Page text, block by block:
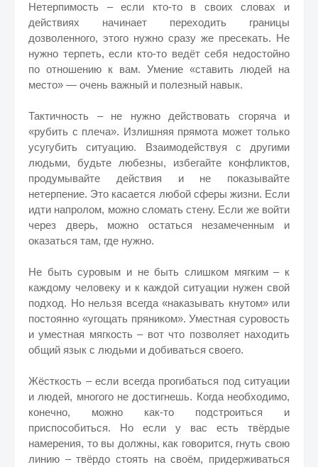
Нетерпимость – если кто-то в своих словах и
действиях начинает переходить границы
дозволенного, этого нужно сразу же пресекать. Не
нужно терпеть, если кто-то ведёт себя недостойно
по отношению к вам. Умение «ставить людей на
место» — очень важный и полезный навык.
Тактичность – не нужно действовать сгоряча и
«рубить с плеча». Излишняя прямота может только
усугубить ситуацию. Взаимодействуя с другими
людьми, будьте любезны, избегайте конфликтов,
продумывайте действия и не показывайте
нетерпение. Это касается любой сферы жизни. Если
идти напролом, можно сломать стену. Если же войти
через дверь, можно остаться незамеченным и
оказаться там, где нужно.
Не быть суровым и не быть слишком мягким – к
каждому человеку и к каждой ситуации нужен свой
подход. Но нельзя всегда «наказывать кнутом» или
постоянно «угощать пряником». Уместная суровость
и уместная мягкость – вот что позволяет находить
общий язык с людьми и добиваться своего.
Жёсткость – если всегда прогибаться под ситуации
и людей, многого не достигнешь. Когда необходимо,
конечно, можно как-то подстроиться и
приспособиться. Но если у вас есть твёрдые
намерения, то вы должны, как говорится, гнуть свою
линию – твёрдо стоять на своём, придерживаться